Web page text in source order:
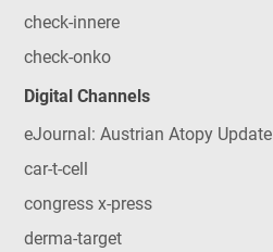
check-innere
check-onko
Digital Channels
eJournal: Austrian Atopy Update
car-t-cell
congress x-press
derma-target